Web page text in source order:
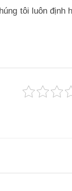
tôi luôn định